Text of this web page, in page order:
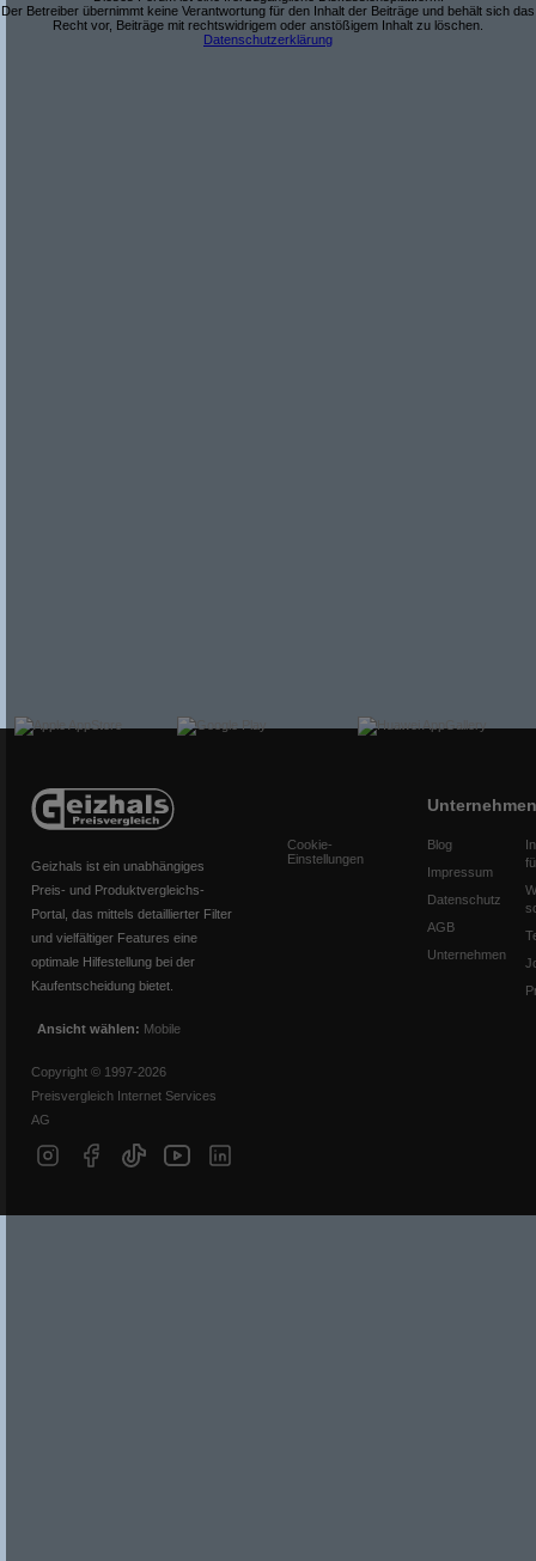
Der Betreiber übernimmt keine Verantwortung für den Inhalt der Beiträge und behält sich das
Recht vor, Beiträge mit rechtswidrigem oder anstößigem Inhalt zu löschen.
Datenschutzerklärung
Geizhals ist ein unabhängiges
Preis- und Produktvergleichs-
Portal, das mittels detaillierter Filter
und vielfältiger Features eine
optimale Hilfestellung bei der
Kaufentscheidung bietet.
Ansicht wählen: Mobile
Copyright © 1997-2026
Preisvergleich Internet Services
AG
Cookie-
Einstellungen
Unternehmen
Blog
Impressum
Datenschutz
AGB
Unternehmen